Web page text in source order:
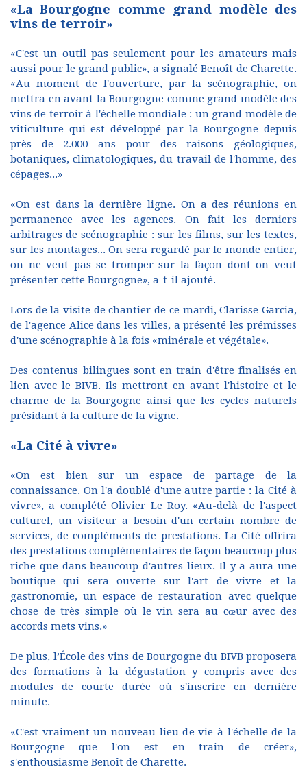
«La Bourgogne comme grand modèle des
vins de terroir»
«C'est un outil pas seulement pour les amateurs mais
aussi pour le grand public», a signalé Benoît de Charette.
«Au moment de l'ouverture, par la scénographie, on
mettra en avant la Bourgogne comme grand modèle des
vins de terroir à l'échelle mondiale : un grand modèle de
viticulture qui est développé par la Bourgogne depuis
près de 2.000 ans pour des raisons géologiques,
botaniques, climatologiques, du travail de l'homme, des
cépages...»
«On est dans la dernière ligne. On a des réunions en
permanence avec les agences. On fait les derniers
arbitrages de scénographie : sur les films, sur les textes,
sur les montages... On sera regardé par le monde entier,
on ne veut pas se tromper sur la façon dont on veut
présenter cette Bourgogne», a-t-il ajouté.
Lors de la visite de chantier de ce mardi, Clarisse Garcia,
de l'agence Alice dans les villes, a présenté les prémisses
d'une scénographie à la fois «minérale et végétale».
Des contenus bilingues sont en train d'être finalisés en
lien avec le BIVB. Ils mettront en avant l'histoire et le
charme de la Bourgogne ainsi que les cycles naturels
présidant à la culture de la vigne.
«La Cité à vivre»
«On est bien sur un espace de partage de la
connaissance. On l'a doublé d'une autre partie : la Cité à
vivre», a complété Olivier Le Roy. «Au-delà de l'aspect
culturel, un visiteur a besoin d'un certain nombre de
services, de compléments de prestations. La Cité offrira
des prestations complémentaires de façon beaucoup plus
riche que dans beaucoup d'autres lieux. Il y a aura une
boutique qui sera ouverte sur l'art de vivre et la
gastronomie, un espace de restauration avec quelque
chose de très simple où le vin sera au cœur avec des
accords mets vins.»
De plus, l’École des vins de Bourgogne du BIVB proposera
des formations à la dégustation y compris avec des
modules de courte durée où s'inscrire en dernière
minute.
«C'est vraiment un nouveau lieu de vie à l'échelle de la
Bourgogne que l'on est en train de créer»,
s'enthousiasme Benoît de Charette.